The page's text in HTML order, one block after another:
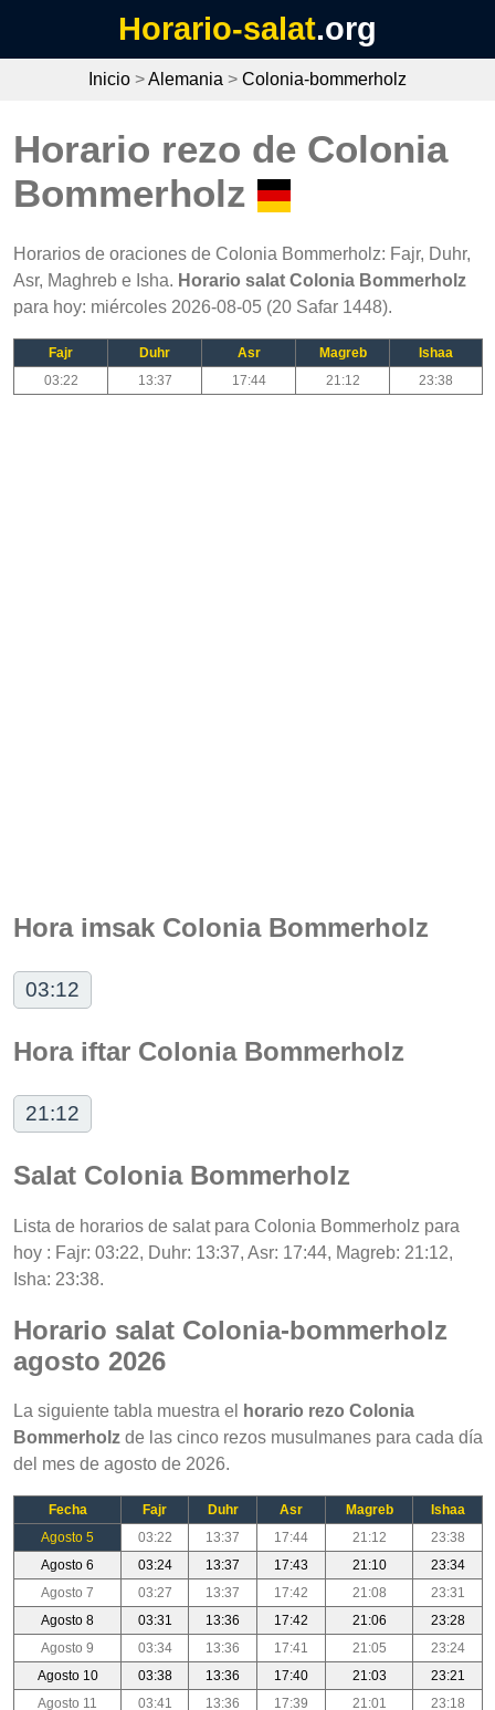
Horario-salat.org
Inicio >Alemania > Colonia-bommerholz
Horario rezo de Colonia
Bommerholz
Horarios de oraciones de Colonia Bommerholz: Fajr, Duhr,
Asr, Maghreb e Isha. Horario salat Colonia Bommerholz
para hoy: miércoles 2026-08-05 (20 Safar 1448).
Fajr Duhr Asr Magreb
Ishaa
03:22
13:37 17:44 21:12 23:38
Hora imsak Colonia Bommerholz
03:12
Hora iftar Colonia Bommerholz
21:12
Salat Colonia Bommerholz
Lista de horarios de salat para Colonia Bommerholz para
hoy : Fajr: 03:22, Duhr: 13:37, Asr: 17:44, Magreb: 21:12,
Isha: 23:38.
Horario salat Colonia-bommerholz
agosto 2026
La siguiente tabla muestra el
horario rezo Colonia
Bommerholz de las cinco rezos musulmanes para cada día
del mes de agosto de 2026.
Fecha Fajr Duhr Asr Magreb
Ishaa
Agosto 5
03:22 13:37 17:44 21:12
23:38
Agosto 6
03:24 13:37 17:43 21:10
23:34
Agosto 7
03:27 13:37 17:42 21:08
23:31
Agosto 8
03:31 13:36 17:42 21:06
23:28
Agosto 9
03:34 13:36 17:41 21:05
23:24
Agosto 10
03:38 13:36 17:40 21:03
23:21
Agosto 11
03:41 13:36 17:39 21:01
23:18